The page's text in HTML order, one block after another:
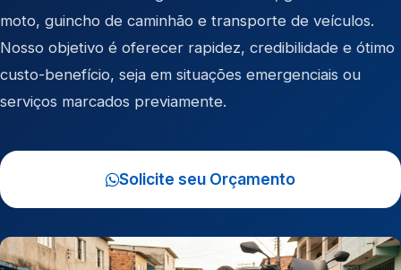
moto, guincho de caminhão e transporte de veículos.
Nosso objetivo é oferecer rapidez, credibilidade e ótimo
custo-benefício, seja em situações emergenciais ou
serviços marcados previamente.
Solicite seu Orçamento